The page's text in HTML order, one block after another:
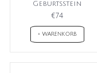
Geburtsstein
€74
+ WARENKORB